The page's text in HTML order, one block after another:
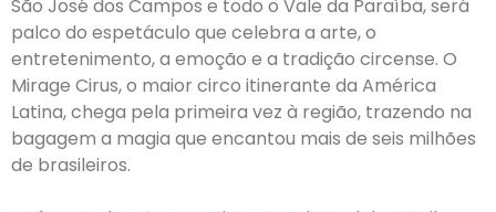
São José dos Campos e todo o Vale da Paraíba, será
palco do espetáculo que celebra a arte, o
entretenimento, a emoção e a tradição circense. O
Mirage Cirus, o maior circo itinerante da América
Latina, chega pela primeira vez à região, trazendo na
bagagem a magia que encantou mais de seis milhões
de brasileiros.